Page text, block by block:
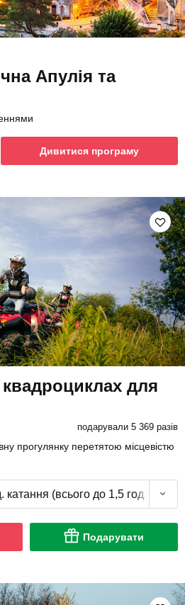
Апулія та
Дивитися програму
для
подарували 5 369 разів
прогулянку перетятою місцевістю
катання (всього до 1,5 год.)
Подарувати